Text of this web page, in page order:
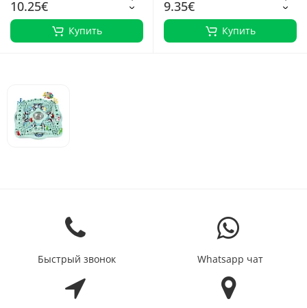
10.25€
Купить
9.35€
Купить
Быстрый звонок Whatsapp чат